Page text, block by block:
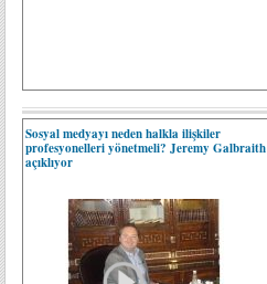
Sosyal medyayı neden halkla ilişkiler
profesyonelleri yönetmeli? Jeremy Galbraith
açıklıyor